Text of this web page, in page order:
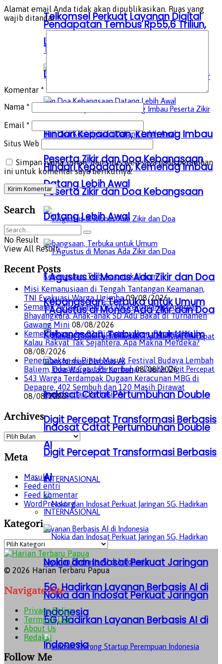
Telkomsel Perkuat Layanan Digital
Lewat Transformasi BUMN
Hindari Kepadatan, Kemenag Imbau
Peserta Zikir dan Doa Kebangsaan
Datang Lebih Awal
1 Agustus di Monas Ada Zikir dan Doa
Kebangsaan, Terbuka untuk Umum
Indosat Catat Pertumbuhan Double
Digit Percepat Transformasi Berbasis
AI
INTERNASIONAL
Nokia dan Indosat Perkuat Jaringan
5G, Hadirkan Layanan Berbasis AI di
Indonesia
Pendapatan Tembus Rp55,6 Triliun,
Telkomsel Perkuat Layanan Digital
Lewat Transformasi BUMN
Hindari Kepadatan, Kemenag Imbau
Peserta Zikir dan Doa Kebangsaan
Datang Lebih Awal
1 Agustus di Monas Ada Zikir dan Doa
Kebangsaan, Terbuka untuk Umum
Indosat Catat Pertumbuhan Double
Digit Percepat Transformasi Berbasis
AI
INTERNASIONAL
Nokia dan Indosat Perkuat Jaringan
5G, Hadirkan Layanan Berbasis AI di
Indonesia
Alamat email Anda tidak akan dipublikasikan. Ruas yang
wajib ditandai*
Komentar *
Nama *
Email *
Situs Web
Simpan nama, email, dan situs web saya pada peramban
ini untuk komentar saya berikutnya.
Search
No Result
View All Result
Recent Posts
Misi Kemanusiaan di Tengah Tantangan Keamanan,
TNI Evakuasi Warga Ugimba 09/08/2026
Semarak Agustusan di RT 08 Perumahan Apernas
Bhayangkara, Anak-anak SD Adu Bakat di Turnamen
Gawang Mini 08/08/2026
Kemerdekaan ke-81 Dipertanyakan, Ramses Wally:
Kalau Rakyat Tak Sejahtera, Apa Makna Merdeka?
08/08/2026
Penembakan di Pintu Masuk Festival Budaya Lembah
Baliem, Dua Warga Jadi Korban 08/08/2026
543 Warga Terdampak Dugaan Keracunan MBG di
Depapre, 402 Sembuh dan 120 Masih Dirawat
08/08/2026
Archives
Archives
Meta
Masuk
Feed entri
Feed komentar
WordPress.org
Kategori
Kategori
© 2026 Harian Terbaru Papua
Navigate Site
Privacy Policy
Terms of Use
About Us
Redaksi
Follow Me